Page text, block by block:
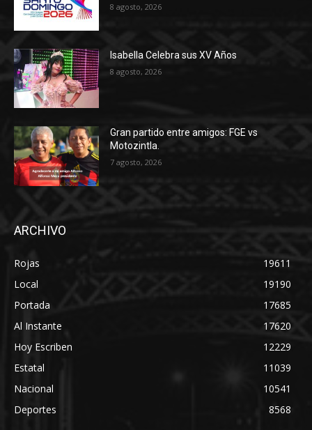
8 agosto, 2026
Isabella Celebra sus XV Años
8 agosto, 2026
Gran partido entre amigos: FGE vs
Motozintla.
7 agosto, 2026
ARCHIVO
Rojas
19611
Local
19190
Portada
17685
Al Instante
17620
Hoy Escriben
12229
Estatal
11039
Nacional
10541
Deportes
8568